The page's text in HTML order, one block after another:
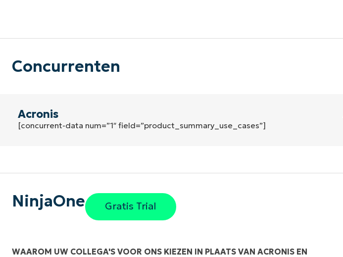
Concurrenten
Acronis
[concurrent-data num=”1″ field=”product_summary_use_cases”]
NinjaOne Gratis Trial
WAAROM UW COLLEGA'S VOOR ONS KIEZEN IN PLAATS VAN ACRONIS EN